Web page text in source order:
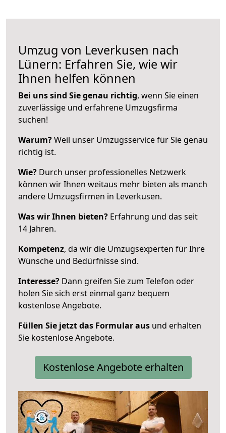
Umzug von Leverkusen nach
Lünern: Erfahren Sie, wie wir
Ihnen helfen können
Bei uns sind Sie genau richtig, wenn Sie einen
zuverlässige und erfahrene Umzugsfirma
suchen!
Warum?Weil unser Umzugsservice für Sie genau
richtig ist.
Wie? Durch unser professionelles Netzwerk
können wir Ihnen weitaus mehr bieten als manch
andere Umzugsfirmen in Leverkusen.
Was wir Ihnen bieten? Erfahrung und das seit
14 Jahren.
Kompetenz, da wir die Umzugsexperten für Ihre
Wünsche und Bedürfnisse sind.
Interesse? Dann greifen Sie zum Telefon oder
holen Sie sich erst einmal ganz bequem
kostenlose Angebote.
Füllen Sie jetzt das Formular aus und erhalten
Sie kostenlose Angebote.
Kostenlose Angebote erhalten